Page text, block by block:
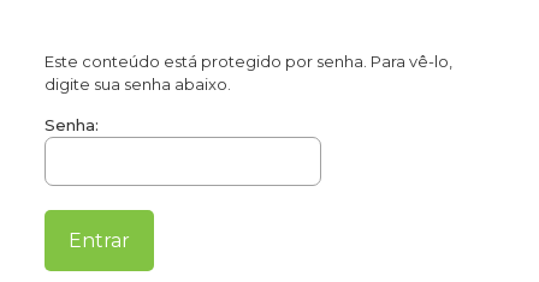
Este conteúdo está protegido por senha. Para vê-lo,
digite sua senha abaixo.
Senha: